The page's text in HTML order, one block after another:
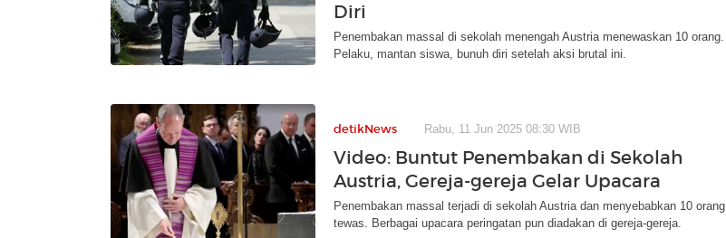
Diri
Penembakan massal di sekolah menengah Austria menewaskan 10 orang.
Pelaku, mantan siswa, bunuh diri setelah aksi brutal ini.
detikNews Rabu, 11 Jun 2025 08:30 WIB
Video: Buntut Penembakan di Sekolah
Austria, Gereja-gereja Gelar Upacara
Penembakan massal terjadi di sekolah Austria dan menyebabkan 10 orang
tewas. Berbagai upacara peringatan pun diadakan di gereja-gereja.